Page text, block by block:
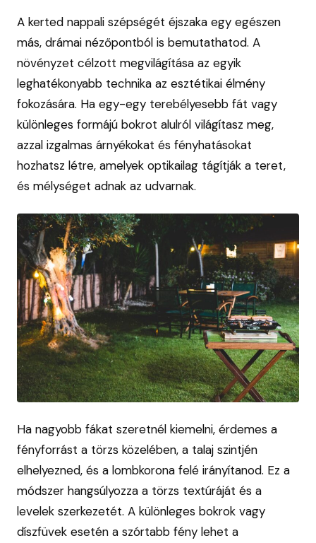
A kerted nappali szépségét éjszaka egy egészen
más, drámai nézőpontból is bemutathatod. A
növényzet célzott megvilágítása az egyik
leghatékonyabb technika az esztétikai élmény
fokozására. Ha egy-egy terebélyesebb fát vagy
különleges formájú bokrot alulról világítasz meg,
azzal izgalmas árnyékokat és fényhatásokat
hozhatsz létre, amelyek optikailag tágítják a teret,
és mélységet adnak az udvarnak.
Ha nagyobb fákat szeretnél kiemelni, érdemes a
fényforrást a törzs közelében, a talaj szintjén
elhelyezned, és a lombkorona felé irányítanod. Ez a
módszer hangsúlyozza a törzs textúráját és a
levelek szerkezetét. A különleges bokrok vagy
díszfüvek esetén a szórtabb fény lehet a